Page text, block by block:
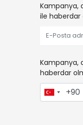
Kampanya,
ile
Kampanya,
haberdar